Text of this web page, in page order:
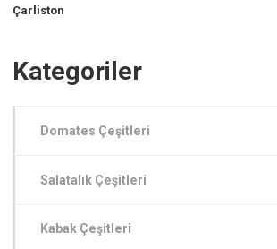
Çarliston
Kategoriler
Domates Çeşitleri
Salatalık Çeşitleri
Kabak Çeşitleri